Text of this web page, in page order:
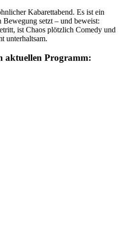
Kabarettabend. Es ist ein
setzt – und beweist:
ist Chaos plötzlich Comedy und
unterhaltsam.
aktuellen Programm: